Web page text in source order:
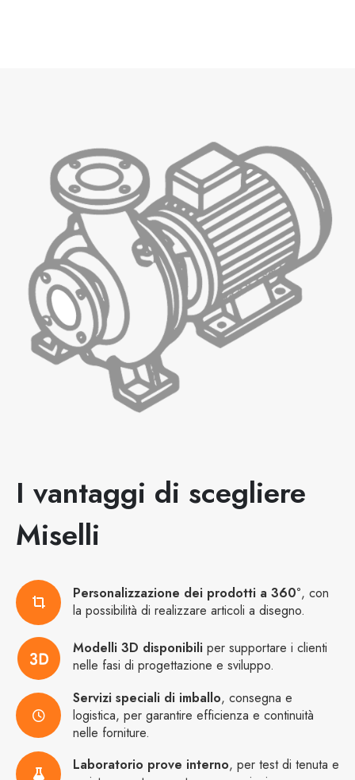
I vantaggi di scegliere
Miselli
Personalizzazione dei prodotti a 360°, con
la possibilità di realizzare articoli a disegno.
Modelli 3D disponibili per supportare i clienti
nelle fasi di progettazione e sviluppo.
Servizi speciali di imballo, consegna e
logistica, per garantire efficienza e continuità
nelle forniture.
Laboratorio prove interno, per test di tenuta e